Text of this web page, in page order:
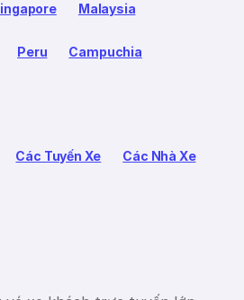
Malaysia
Peru Campuchia
Các Tuyến Xe Các Nhà Xe